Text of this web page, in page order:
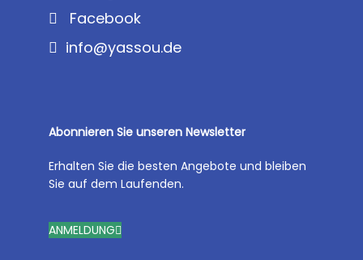
Facebook
info@yassou.de
Abonnieren Sie unseren Newsletter
Erhalten Sie die besten Angebote und bleiben
Sie auf dem Laufenden.
ANMELDUNG